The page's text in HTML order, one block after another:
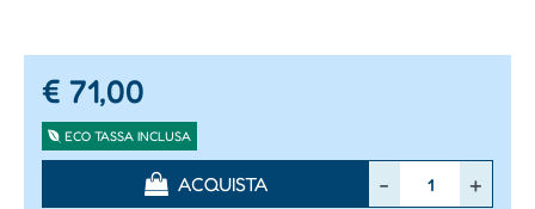
€ 71,00
ECO TASSA INCLUSA
ACQUISTA